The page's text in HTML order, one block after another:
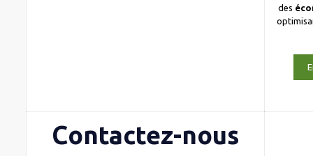
des
Contactez-nous